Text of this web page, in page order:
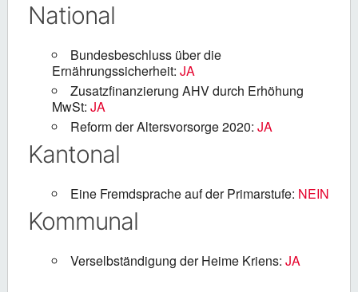
National
Bundesbeschluss über die
Ernährungssicherheit:JA
Zusatzfinanzierung AHV durch Erhöhung
MwSt:JA
Reform der Altersvorsorge 2020:JA
Kantonal
Eine Fremdsprache auf der Primarstufe: NEIN
Kommunal
Verselbständigung der Heime Kriens:JA